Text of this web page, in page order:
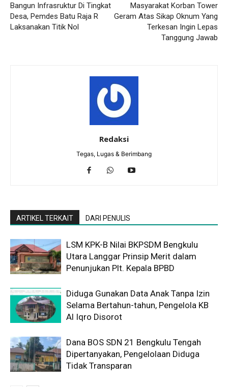
Bangun Infrasruktur Di Tingkat
Desa, Pemdes Batu Raja R
Laksanakan Titik Nol
Masyarakat Korban Tower
Geram Atas Sikap Oknum Yang
Terkesan Ingin Lepas
Tanggung Jawab
Redaksi
Tegas, Lugas & Berimbang
ARTIKEL TERKAIT DARI PENULIS
LSM KPK-B Nilai BKPSDM Bengkulu
Utara Langgar Prinsip Merit dalam
Penunjukan Plt. Kepala BPBD
Diduga Gunakan Data Anak Tanpa Izin
Selama Bertahun-tahun, Pengelola KB
Al Iqro Disorot
Dana BOS SDN 21 Bengkulu Tengah
Dipertanyakan, Pengelolaan Diduga
Tidak Transparan